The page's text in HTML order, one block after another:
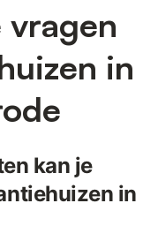
vragen
in
kan je
in